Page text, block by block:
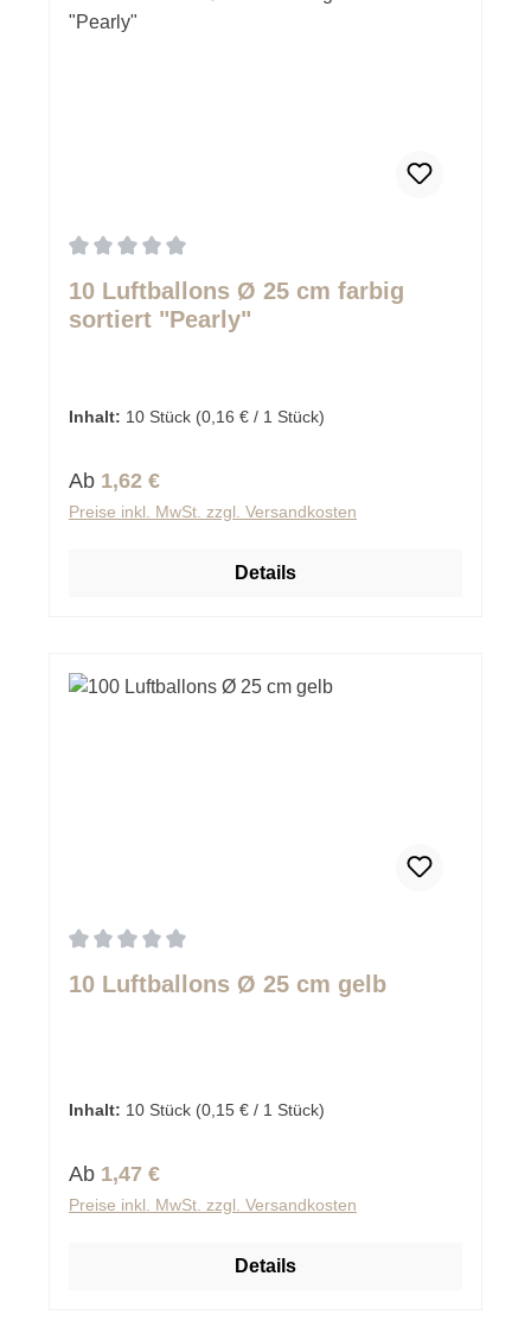
10 Luftballons Ø 25 cm farbig
sortiert "Pearly"
Inhalt: 10 Stück (0,16 € / 1 Stück)
Regulärer Preis:
Ab 1,62 €
Preise inkl. MwSt. zzgl. Versandkosten
Details
10 Luftballons Ø 25 cm gelb
Inhalt: 10 Stück (0,15 € / 1 Stück)
Regulärer Preis:
Ab 1,47 €
Preise inkl. MwSt. zzgl. Versandkosten
Details